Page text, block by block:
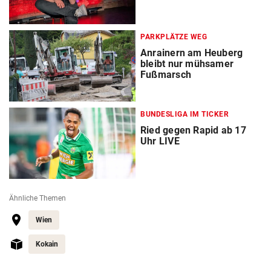
PARKPLÄTZE WEG
Anrainern am Heuberg
bleibt nur mühsamer
Fußmarsch
BUNDESLIGA IM TICKER
Ried gegen Rapid ab 17
Uhr LIVE
Ähnliche Themen
Wien
Kokain